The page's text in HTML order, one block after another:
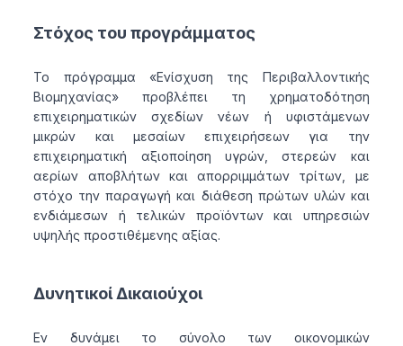
Στόχος του προγράμματος
Το πρόγραμμα «Ενίσχυση της Περιβαλλοντικής
Βιομηχανίας» προβλέπει τη χρηματοδότηση
επιχειρηματικών σχεδίων νέων ή υφιστάμενων
μικρών και μεσαίων επιχειρήσεων για την
επιχειρηματική αξιοποίηση υγρών, στερεών και
αερίων αποβλήτων και απορριμμάτων τρίτων, με
στόχο την παραγωγή και διάθεση πρώτων υλών και
ενδιάμεσων ή τελικών προϊόντων και υπηρεσιών
υψηλής προστιθέμενης αξίας.
Δυνητικοί Δικαιούχοι
Εν δυνάμει το σύνολο των οικονομικών